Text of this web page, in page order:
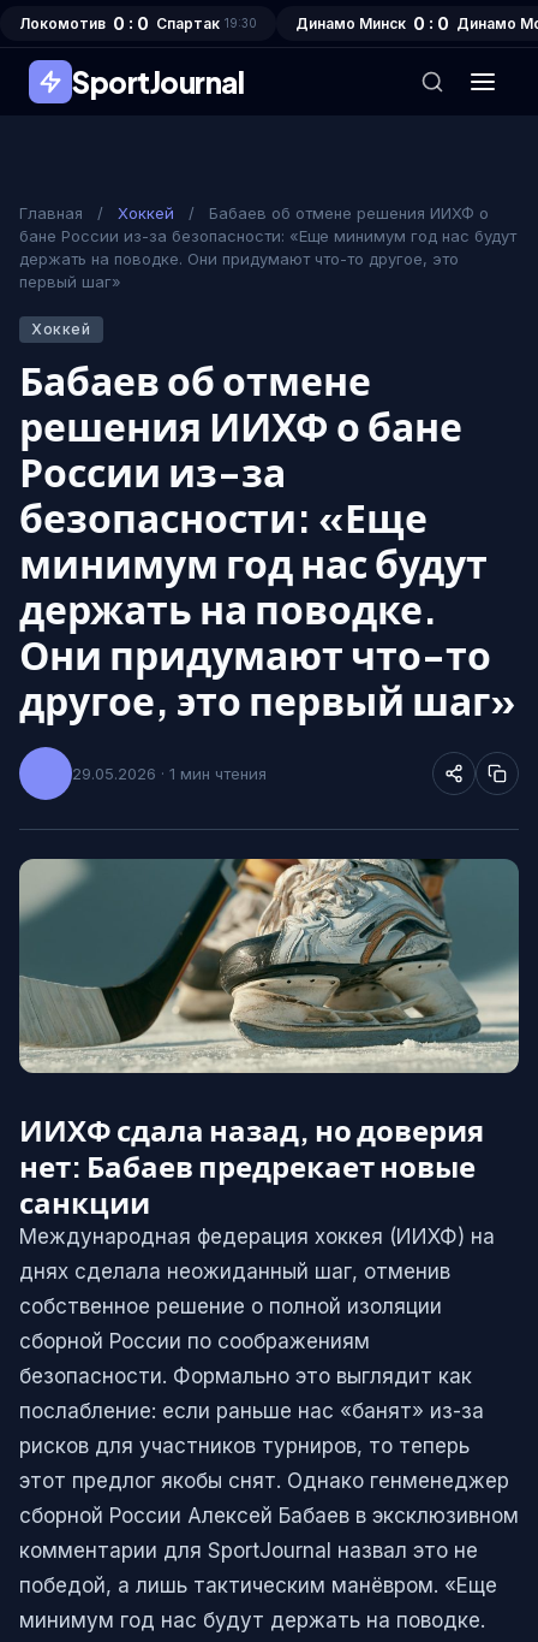
Локомотив 0 : 0 Спартак 19:30 Динамо Минск 0 : 0 Динамо
SportJournal
Главная / Хоккей /
Бабаев об отмене решения ИИХФ о
бане России из-за безопасности: «Еще минимум год нас будут
держать на поводке. Они придумают что-то другое, это
первый шаг»
Хоккей
Бабаев об отмене
решения ИИХФ о бане
России из-за
безопасности: «Еще
минимум год нас будут
держать на поводке.
Они придумают что-то
другое, это первый шаг»
29.05.2026 · 1 мин чтения
ИИХФ сдала назад, но доверия
нет: Бабаев предрекает новые
санкции
Международная федерация хоккея (ИИХФ) на
днях сделала неожиданный шаг, отменив
собственное решение о полной изоляции
сборной России по соображениям
безопасности. Формально это выглядит как
послабление: если раньше нас «банят» из-за
рисков для участников турниров, то теперь
этот предлог якобы снят. Однако генменеджер
сборной России Алексей Бабаев в эксклюзивном
комментарии для SportJournal назвал это не
победой, а лишь тактическим манёвром. «Еще
минимум год нас будут держать на поводке.